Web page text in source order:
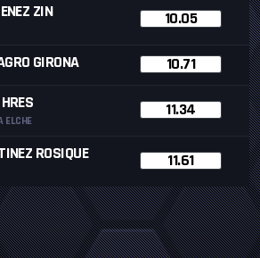
ZIN 10.05
GIRONA 10.71
ELCHE
11.34
ROSIQUE 11.61